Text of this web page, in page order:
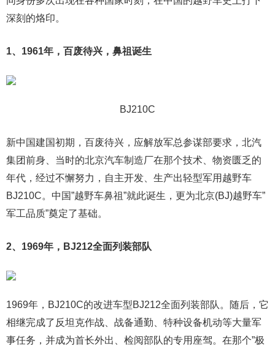
深刻的烙印。
1、1961年，百废待兴，鼻祖诞生
BJ210C
新中国建国初期，百废待兴，应解放军总参谋部要求，北汽
集团前身、当时的北京汽车制造厂在那个技术、物资匮乏的
年代，经过不懈努力，自主开发、生产出轻型军用越野车
BJ210C。中国”越野车鼻祖”就此诞生，更为北京(BJ)越野车”
军工品质”奠定了基础。
2、1969年，BJ212全面列装部队
1969年，BJ210C的改进车型BJ212全面列装部队。随后，它
相继完成了反坦克作战、战备通勤、特种设备机动等大量军
事任务，并成为首长外出、检阅部队的专用座驾。在那个”极